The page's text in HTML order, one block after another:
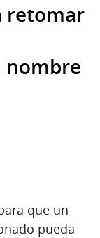
retomar
nombre
que un
pueda